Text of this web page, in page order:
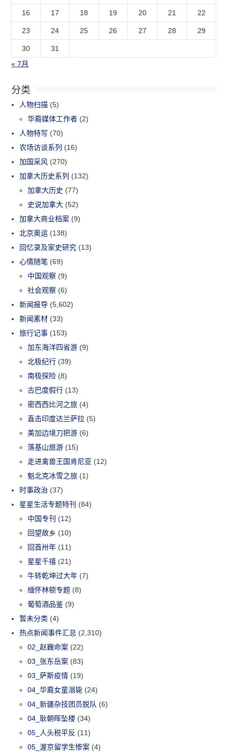
16 17 18 19 20 21 22
23 24 25 26 27 28 29
30
31
« 7月
分类
人物扫描 (5)
华裔媒体工作者 (2)
人物特写 (70)
农场访谈系列 (16)
加国采风 (270)
加拿大历史系列 (132)
加拿大历史 (77)
史说加拿大 (52)
加拿大商业档案 (9)
北京奥运 (138)
回忆录及家史研究 (13)
心情随笔 (69)
中国观察 (9)
社会观察 (6)
新闻报导 (5,602)
新闻素材 (33)
旅行记事 (153)
加东海洋四省游 (9)
北极纪行 (39)
南极探险 (8)
古巴度假行 (13)
密西西比河之旅 (4)
直击印度达兰萨拉 (5)
美加边境刀把游 (6)
落基山旅游 (15)
走进禽兽王国肯尼亚 (12)
魁北克冰雪之旅 (1)
时事政治 (37)
星星生活专题特刊 (84)
中国专刊 (12)
回望故乡 (10)
回首卅年 (11)
星星千禧 (21)
牛转乾坤过大年 (7)
缅怀林顿专题 (8)
葡萄酒品鉴 (9)
暂未分类 (4)
热点新闻事件汇总 (2,310)
02_赵巍命案 (22)
03_张东岳案 (83)
03_萨斯疫情 (19)
04_华裔女童溺毙 (24)
04_新疆杂技团员脱队 (6)
04_耿朝晖坠楼 (34)
05_人头税平反 (11)
05_渥京留学生惨案 (4)